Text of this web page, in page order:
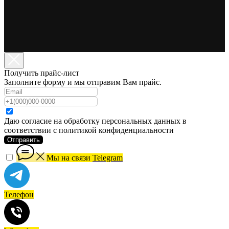
Получить прайс-лист
Заполните форму и мы отправим Вам прайс.
Даю согласие на обработку персональных данных в
соответствии с политикой конфиденциальности
Отправить
Мы на связи Telegram
Телефон